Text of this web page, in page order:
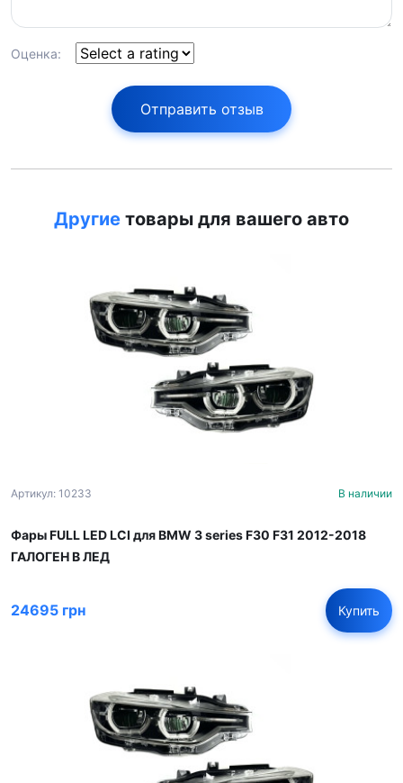
Оценка:
Отправить отзыв
Другие товары для вашего авто
Артикул: 10233 В наличии
Фары FULL LED LCI для BMW 3 series F30 F31 2012-2018
ГАЛОГЕН В ЛЕД
24695 грн Купить